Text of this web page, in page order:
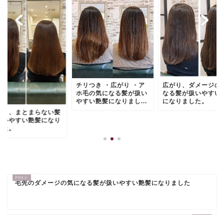
り、まとまらない髪
いやすい艶髪になり
。
チリつき ・広がり ・ア
ホ毛の気になる髪が扱い
やすい艶髪になりまし...
広がり、ダメージの
なる髪が扱いやすい
になりました。
毛先のダメージの気になる髪が扱いやすい艶髪になりました